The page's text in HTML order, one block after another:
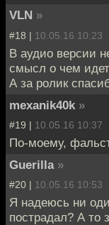
VLN »
#18 | 10.05.16 10:23
В аудио версии
смысл о чем
А за ролик
mexanik40k »
#19 | 10.05.16 10:37
По-моему,
Guerilla »
#20 | 10.05.16 10:53
Я надеюсь ни
пострадал? А то